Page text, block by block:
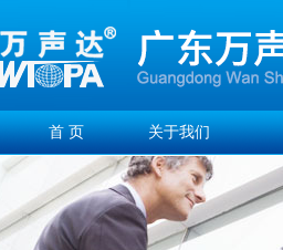
首 页 关于我们